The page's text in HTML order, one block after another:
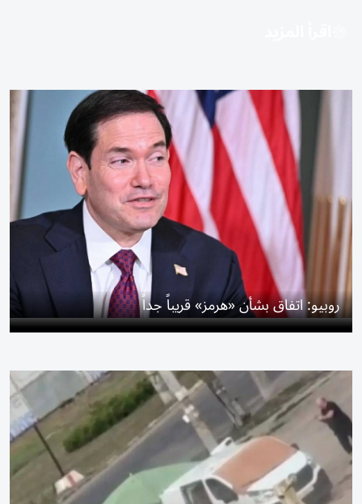
روبيو: اتفاق بشأن «هرمز» قريباً جداً